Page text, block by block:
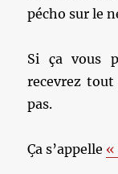
pécho sur le
Si ça vous
recevrez tout
pas.
Ça s’appelle «